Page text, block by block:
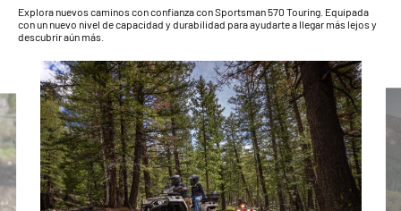
Explora nuevos caminos con confianza con Sportsman 570 Touring. Equipada
con un nuevo nivel de capacidad y durabilidad para ayudarte a llegar más lejos y
descubrir aún más.